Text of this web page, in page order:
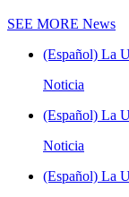
SEE MORE News
(Español) La
Noticia
(Español) La
Noticia
(Español) La